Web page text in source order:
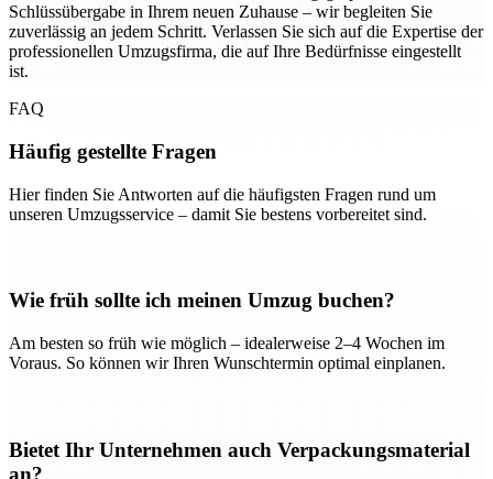
Schlüssübergabe in Ihrem neuen Zuhause – wir begleiten Sie
zuverlässig an jedem Schritt. Verlassen Sie sich auf die Expertise der
professionellen Umzugsfirma, die auf Ihre Bedürfnisse eingestellt
ist.
FAQ
Häufig gestellte Fragen
Hier finden Sie Antworten auf die häufigsten Fragen rund um
unseren Umzugsservice – damit Sie bestens vorbereitet sind.
Wie früh sollte ich meinen Umzug buchen?
Am besten so früh wie möglich – idealerweise 2–4 Wochen im
Voraus. So können wir Ihren Wunschtermin optimal einplanen.
Bietet Ihr Unternehmen auch Verpackungsmaterial
an?